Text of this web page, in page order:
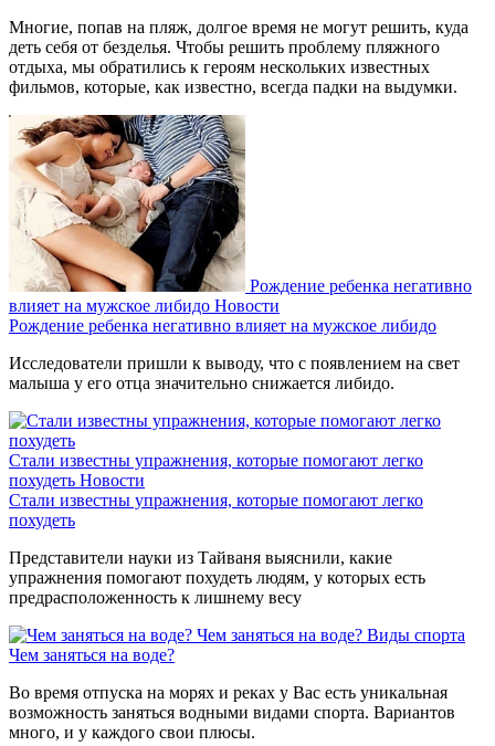
Многие, попав на пляж, долгое время не могут решить, куда
деть себя от безделья. Чтобы решить проблему пляжного
отдыха, мы обратились к героям нескольких известных
фильмов, которые, как известно, всегда падки на выдумки.
Рождение ребенка негативно
влияет на мужское либидо Новости
Рождение ребенка негативно влияет на мужское либидо
Исследователи пришли к выводу, что с появлением на свет
малыша у его отца значительно снижается либидо.
Стали известны упражнения, которые помогают легко
похудеть Новости
Стали известны упражнения, которые помогают легко
похудеть
Представители науки из Тайваня выяснили, какие
упражнения помогают похудеть людям, у которых есть
предрасположенность к лишнему весу
Чем заняться на воде? Виды спорта
Чем заняться на воде?
Во время отпуска на морях и реках у Вас есть уникальная
возможность заняться водными видами спорта. Вариантов
много, и у каждого свои плюсы.